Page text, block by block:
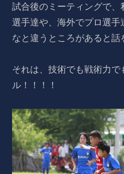
試合後のミーティングで
選手達や、海外でプロ選
なと違うところがあると話
それは、技術でも戦術力
ル！！！！